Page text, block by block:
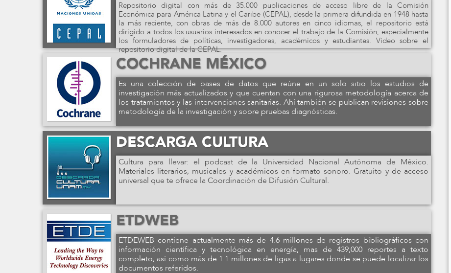
Repositorio digital con más de 35.000 publicaciones de acceso libre de la Comisión
Económica para América Latina y el Caribe (CEPAL), desde la primera difundida en 1948 hasta
la más reciente, con obras de más de 8.000 autores en cinco idiomas, el repositorio está
dirigido a todos los usuarios interesados en conocer el trabajo de la Comisión, especialmente
los formuladores de políticas, investigadores, académicos y estudiantes. Video sobre el
repositorio digital de la CEPAL.
COCHRANE MÉXICO
Es una colección de bases de datos que reúne en un solo sitio los estudios de
investigación más actualizados y que cuentan con una rigurosa metodología acerca de
los tratamientos y las intervenciones sanitarias. Ahí también se publican revisiones sobre
metodología de la investigación y sobre pruebas diagnósticas.
DESCARGA CULTURA
Cultura para llevar: el podcast de la Universidad Nacional Autónoma de México.
Materiales literarios, musicales y académicos en formato sonoro. Gratuito y de acceso
universal que te ofrece la Coordinación de Difusión Cultural.
ETDWEB
ETDEWEB contiene actualmente más de 4.6 millones de registros bibliográficos con
información científica y tecnológica en energía, mas de 439,000 reportes a texto
completo, así como más de 1.1 millones de ligas a lugares donde se puede localizar los
documentos referidos.